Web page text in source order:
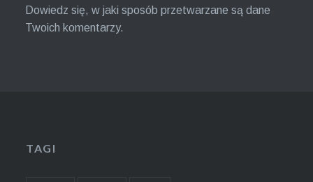
Dowiedz się, w jaki sposób przetwarzane są dane
Twoich komentarzy.
TAGI